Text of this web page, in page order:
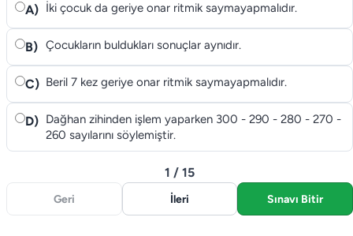
A) İki çocuk da geriye onar ritmik saymayapmalıdır.
B) Çocukların buldukları sonuçlar aynıdır.
C) Beril 7 kez geriye onar ritmik saymayapmalıdır.
D) Dağhan zihinden işlem yaparken 300 - 290 - 280 - 270 -
260 sayılarını söylemiştir.
Geri
1 / 15
İleri Sınavı Bitir